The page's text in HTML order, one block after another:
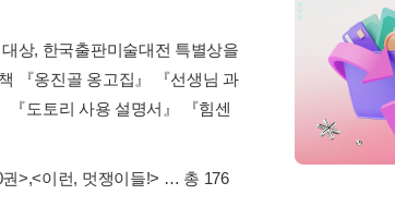
상, 한국출판미술대전 특별상을
『옹진골 옹고집』 『선생님 과
『도토리 사용 설명서』 『힘센
>,<이런, 멋쟁이들!> … 총 176